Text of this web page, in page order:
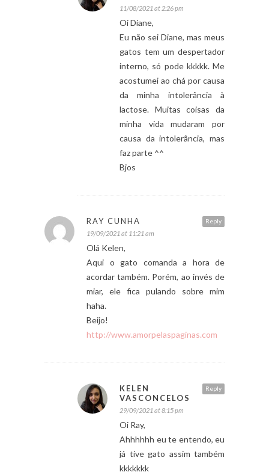
11/08/2021 at 2:26 pm
Oi Diane,
Eu não sei Diane, mas meus
gatos tem um despertador
interno, só pode kkkkk. Me
acostumei ao chá por causa
da minha intolerância à
lactose. Muitas coisas da
minha vida mudaram por
causa da intolerância, mas
faz parte ^^
Bjos
Reply
RAY CUNHA
19/09/2021 at 11:21 am
Olá Kelen,
Aqui o gato comanda a hora de
acordar também. Porém, ao invés de
miar, ele fica pulando sobre mim
haha.
Beijo!
http://www.amorpelaspaginas.com
Reply
KELEN
VASCONCELOS
29/09/2021 at 8:15 pm
Oi Ray,
Ahhhhhh eu te entendo, eu
já tive gato assim também
kkkkkkk